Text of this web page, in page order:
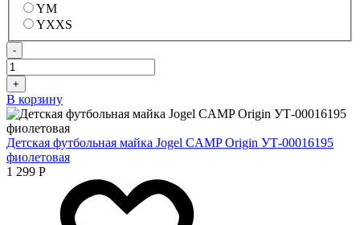
YM
YXXS
-
+
В корзину
Детская футбольная майка Jogel CAMP Origin УТ-00016195
фиолетовая
1 299 Р